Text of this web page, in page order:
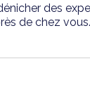
des
de chez vous.